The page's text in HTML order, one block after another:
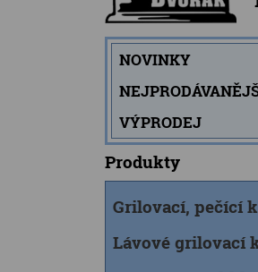
NOVINKY
VÝPRODEJ
Produkty
Grilovací, pečící
Lávové grilovací